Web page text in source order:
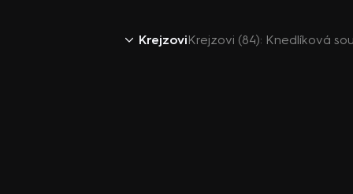
KrejzoviKrejzovi (84): Knedlíková